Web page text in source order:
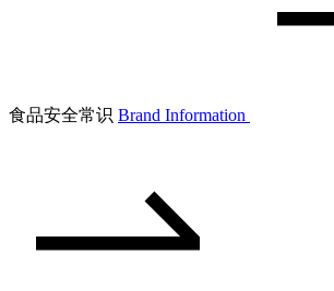
食品安全常识 Brand Information